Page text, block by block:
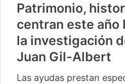
Patrimonio,
centran este año
la investigación
Juan Gil-Albert
Las ayudas prestan